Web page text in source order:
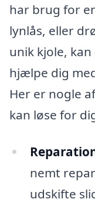
har brug for
lynlås, eller
unik kjole,
hjælpe dig
Her er nogle
kan løse for
nemt
udskifte